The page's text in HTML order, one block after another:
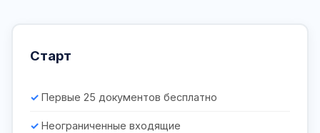
Старт
Первые 25 документов бесплатно
Неограниченные входящие